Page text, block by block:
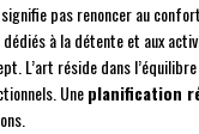
pas renoncer au
dédiés à la détente et aux
L’art réside dans
Uneplanification